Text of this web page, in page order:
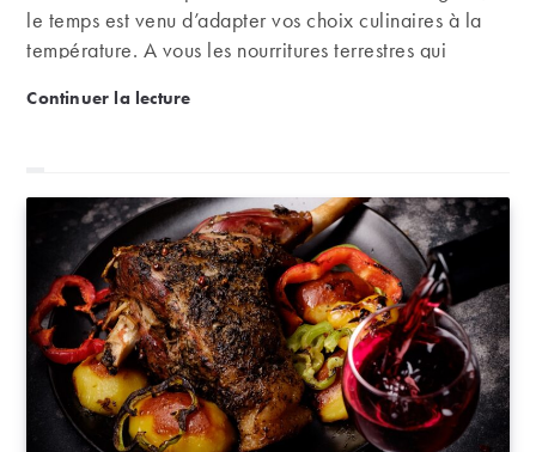
le temps est venu d’adapter vos choix culinaires à la
température. A vous les nourritures terrestres qui
quoi les marier.
Continuer la lectureAccords mets et vins : et par grand froid, on boit